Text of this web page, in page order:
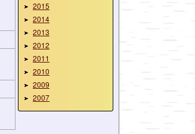
2015
2014
2013
2012
2011
2010
2009
2007